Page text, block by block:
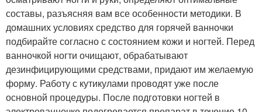
составы, разъясняя вам все особенности методики. В
домашних условиях средство для горячей ванночки
подбирайте согласно с состоянием кожи и ногтей. Перед
ванночкой ногти очищают, обрабатывают
дезинфицирующими средствами, придают им желаемую
форму. Работу с кутикулами проводят уже после
основной процедуры. После подготовки ногтей в